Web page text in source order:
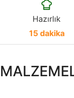
Hazırlık
15 dakika